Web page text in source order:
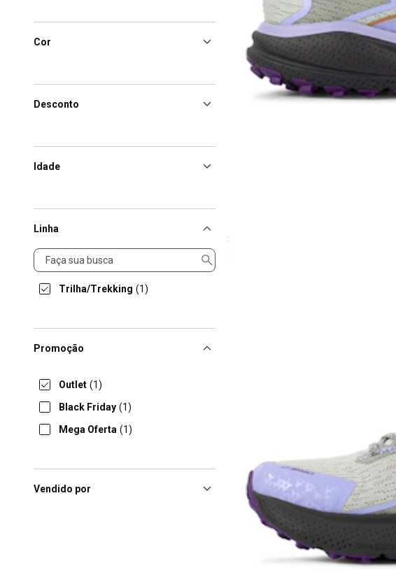
Cor
Desconto
Idade
Linha
Linha
Trilha/Trekking (1)
Promoção
Outlet (1)
Black Friday (1)
Mega Oferta (1)
Vendido por